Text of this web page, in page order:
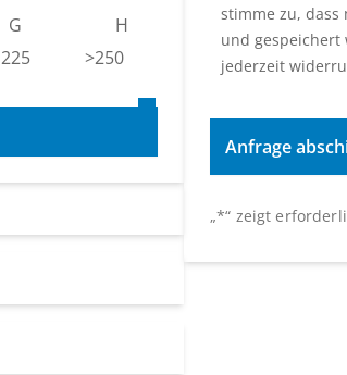
G
H
225 >250
„*“ zeigt
stimme zu, dass
und gespeichert
jederzeit